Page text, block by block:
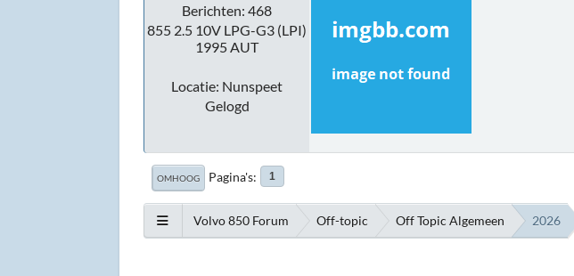
Berichten: 468
855 2.5 10V LPG-G3 (LPI)
1995 AUT
Locatie: Nunspeet
Gelogd
OMHOOG Pagina's 1
Volvo 850 Forum Off-topic Off Topic Algemeen 2026